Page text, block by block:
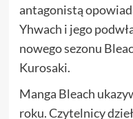
antagonistą
Yhwach i jego
nowego sezonu
Kurosaki.
Manga Bleach
roku. Czytelnicy